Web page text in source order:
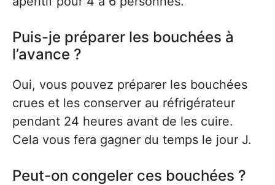
Puis-je préparer les bouchées à
l’avance ?
Oui, vous pouvez préparer les bouchées
crues et les conserver au réfrigérateur
pendant 24 heures avant de les cuire.
Cela vous fera gagner du temps le jour J.
Peut-on congeler ces bouchées ?